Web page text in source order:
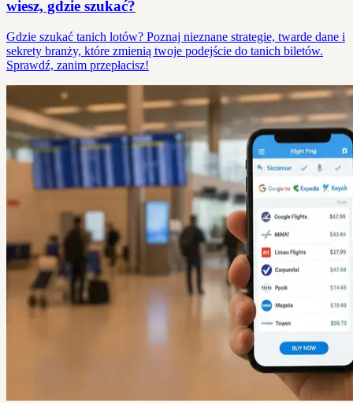
wiesz, gdzie szukać?
Gdzie szukać tanich lotów? Poznaj nieznane strategie, twarde dane i
sekrety branży, które zmienią twoje podejście do tanich biletów.
Sprawdź, zanim przepłacisz!